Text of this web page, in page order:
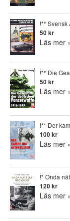
!** Svensk
50 kr
Läs mer
!** Die
50 kr
Läs mer
!** Der
100 kr
Läs mer
!* Onda
120 kr
Läs mer